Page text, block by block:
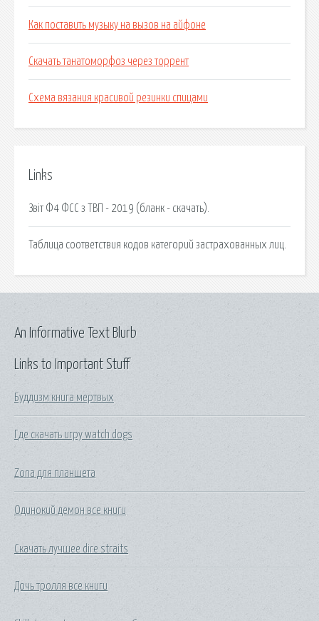
Как поставить музыку на вызов на айфоне
Скачать танатоморфоз через торрент
Схема вязания красивой резинки спицами
Links
Звіт Ф4 ФСС з ТВП - 2019 (бланк - скачать).
Таблица соответствия кодов категорий застрахованных лиц.
Links to Important Stuff
Буддизм книга мертвых
Где скачать игру watch dogs
Zona для планшета
Одинокий демон все книги
Скачать лучшее dire straits
Дочь тролля все книги
An Informative Text Blurb